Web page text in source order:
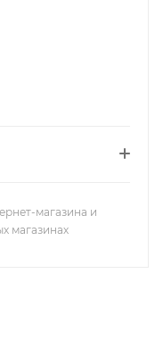
магазина и
магазинах